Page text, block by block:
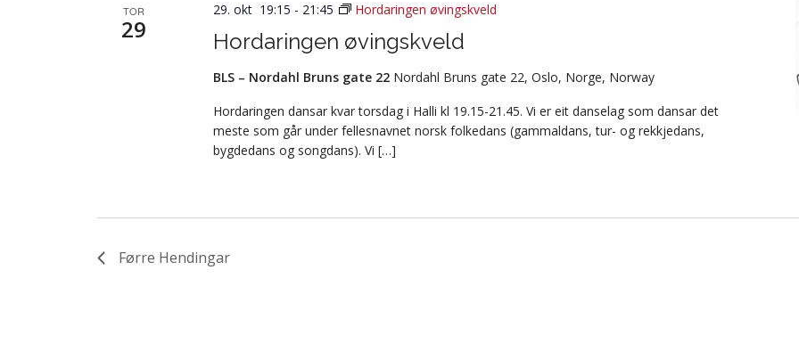
TOR
29 Hordaringen øvingskveld
29. okt 19:15 - 21:45 Hordaringen øvingskveld
BLS – Nordahl Bruns gate 22 Nordahl Bruns gate 22, Oslo, Norge, Norway
Hordaringen dansar kvar torsdag i Halli kl 19.15-21.45. Vi er eit danselag som dansar det
meste som går under fellesnavnet norsk folkedans (gammaldans, tur- og rekkjedans,
bygdedans og songdans). Vi […]
Førre Hendingar